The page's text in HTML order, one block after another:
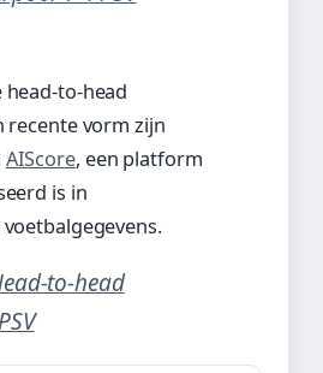
to-head
recente vorm zijn
AIScore, een platform
is in
to-head